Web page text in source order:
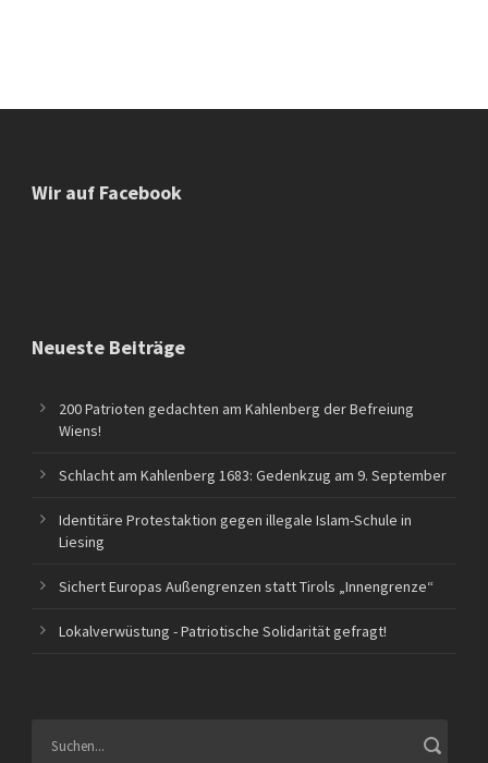
Wir auf Facebook
Neueste Beiträge
200 Patrioten gedachten am Kahlenberg der Befreiung
Wiens!
Schlacht am Kahlenberg 1683: Gedenkzug am 9. September
Identitäre Protestaktion gegen illegale Islam-Schule in
Liesing
Sichert Europas Außengrenzen statt Tirols „Innengrenze“
Lokalverwüstung - Patriotische Solidarität gefragt!